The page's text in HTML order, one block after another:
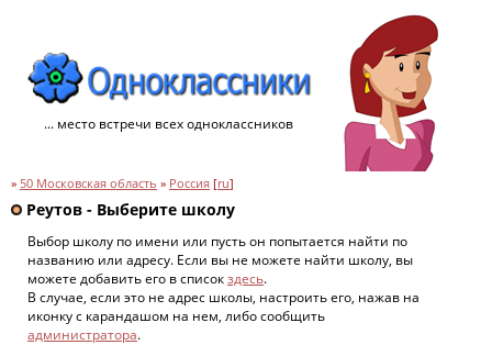
... место встречи всех одноклассников
» 50 Московская область » Россия [ru]
Реутов - Выберите школу
Выбор школу по имени или пусть он попытается найти по
названию или адресу. Если вы не можете найти школу, вы
можете добавить его в списокздесь.
В случае, если это не адрес школы, настроить его, нажав на
иконку с карандашом на нем, либо сообщить
администратора.